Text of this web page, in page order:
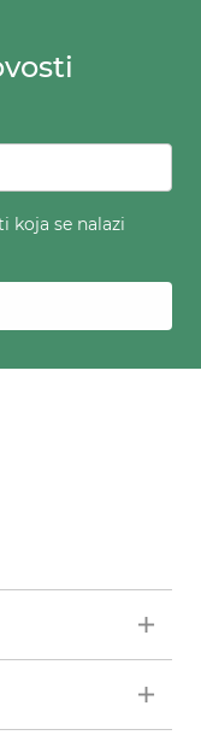
koja se nalazi